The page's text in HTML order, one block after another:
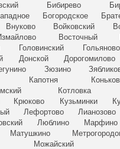
Бибирево
Богородское
Внуково Войковский
Восточный
Головинский Гольяново
Донской Дорогомилово
Зюзино
Капотня
Котловка
Крюково Кузьминки
Лефортово Лианозово
Люблино Марфино
Матушкино
Можайский